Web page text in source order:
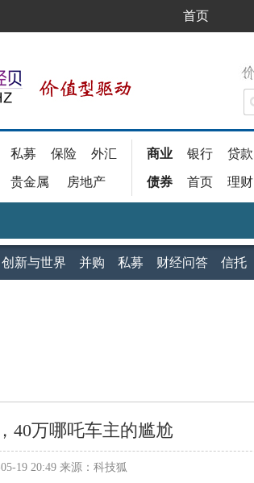
首页
私募 保险 外汇
贵金属 房地产
商业 银行 贷款
债券 首页 理财
创新与世界 并购 私募 财经问答 信托
40万哪吒车主的尴尬
19 20:49 来源：科技狐